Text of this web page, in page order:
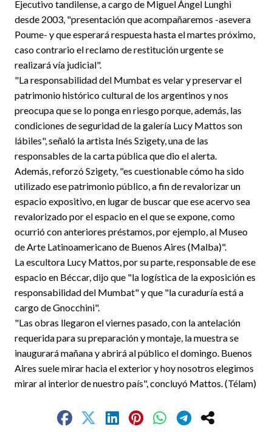
Ejecutivo tandilense, a cargo de Miguel Ángel Lunghi
desde 2003, "presentación que acompañaremos -asevera
Poume- y que esperará respuesta hasta el martes próximo,
caso contrario el reclamo de restitución urgente se
realizará vía judicial".
"La responsabilidad del Mumbat es velar y preservar el
patrimonio histórico cultural de los argentinos y nos
preocupa que se lo ponga en riesgo porque, además, las
condiciones de seguridad de la galería Lucy Mattos son
lábiles", señaló la artista Inés Szigety, una de las
responsables de la carta pública que dio el alerta.
Además, reforzó Szigety, "es cuestionable cómo ha sido
utilizado ese patrimonio público, a fin de revalorizar un
espacio expositivo, en lugar de buscar que ese acervo sea
revalorizado por el espacio en el que se expone, como
ocurrió con anteriores préstamos, por ejemplo, al Museo
de Arte Latinoamericano de Buenos Aires (Malba)".
La escultora Lucy Mattos, por su parte, responsable de ese
espacio en Béccar, dijo que "la logística de la exposición es
responsabilidad del Mumbat" y que "la curaduría está a
cargo de Gnocchini".
"Las obras llegaron el viernes pasado, con la antelación
requerida para su preparación y montaje, la muestra se
inaugurará mañana y abrirá al público el domingo. Buenos
Aires suele mirar hacia el exterior y hoy nosotros elegimos
mirar al interior de nuestro país", concluyó Mattos. (Télam)